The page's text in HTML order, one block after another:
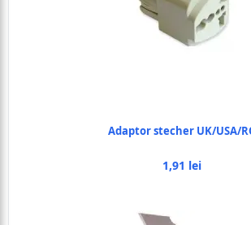
Adaptor stecher UK/USA/
1,91 lei